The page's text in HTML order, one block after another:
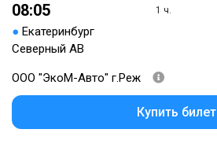
08:05
● Екатеринбург
Северный АВ
1 ч.
ООО "ЭкоМ-Авто" г.Реж
Купить билет